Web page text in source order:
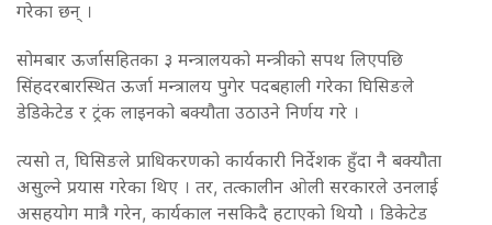
गरेका छन् ।
सोमबार ऊर्जासहितका ३ मन्त्रालयको मन्त्रीको सपथ लिएपछि
सिंहदरबारस्थित ऊर्जा मन्त्रालय पुगेर पदबहाली गरेका घिसिङले
डेडिकेटेड र ट्रंक लाइनको बक्यौता उठाउने निर्णय गरे ।
त्यसो त, घिसिङले प्राधिकरणको कार्यकारी निर्देशक हुँदा नै बक्यौता
असुल्ने प्रयास गरेका थिए । तर, तत्कालीन ओली सरकारले उनलाई
असहयोग मात्रै गरेन, कार्यकाल नसकिदै हटाएको थियोे । डिकेटेड